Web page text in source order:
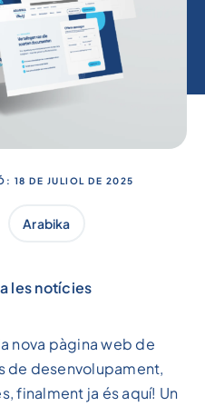
18 DE JULIOL DE 2025
Arabika
les notícies
nova pàgina web de
de desenvolupament,
finalment ja és aquí! Un